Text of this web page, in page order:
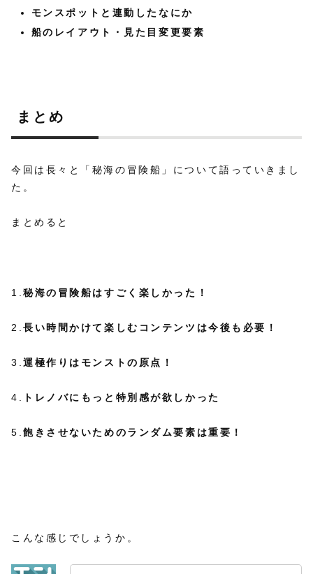
モンスポットと連動したなにか
船のレイアウト・見た目変更要素
まとめ
今回は長々と「秘海の冒険船」について語っていきまし
た。
まとめると
1.秘海の冒険船はすごく楽しかった！
2.長い時間かけて楽しむコンテンツは今後も必要！
3.運極作りはモンストの原点！
4. トレノバにもっと特別感が欲しかった
5.飽きさせないためのランダム要素は重要！
こんな感じでしょうか。